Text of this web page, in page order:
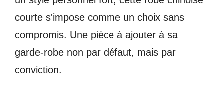
courte s'impose comme un choix sans
compromis. Une pièce à ajouter à sa
garde-robe non par défaut, mais par
conviction.